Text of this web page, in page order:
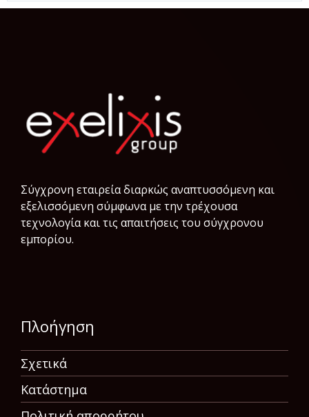
Σύγχρονη εταιρεία διαρκώς αναπτυσσόμενη και
εξελισσόμενη σύμφωνα µε την τρέχουσα
τεχνολογία και τις απαιτήσεις του σύγχρονου
εμπορίου.
Πλοήγηση
Σχετικά
Κατάστημα